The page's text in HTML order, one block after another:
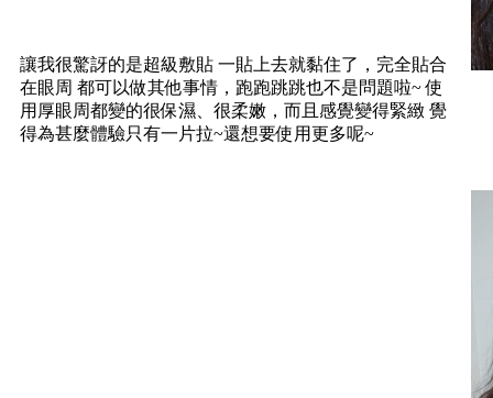
讓我很驚訝的是超級敷貼 一貼上去就黏住了，完全貼合
在眼周 都可以做其他事情，跑跑跳跳也不是問題啦~ 使
用厚眼周都變的很保濕、很柔嫩，而且感覺變得緊緻 覺
得為甚麼體驗只有一片拉~還想要使用更多呢~